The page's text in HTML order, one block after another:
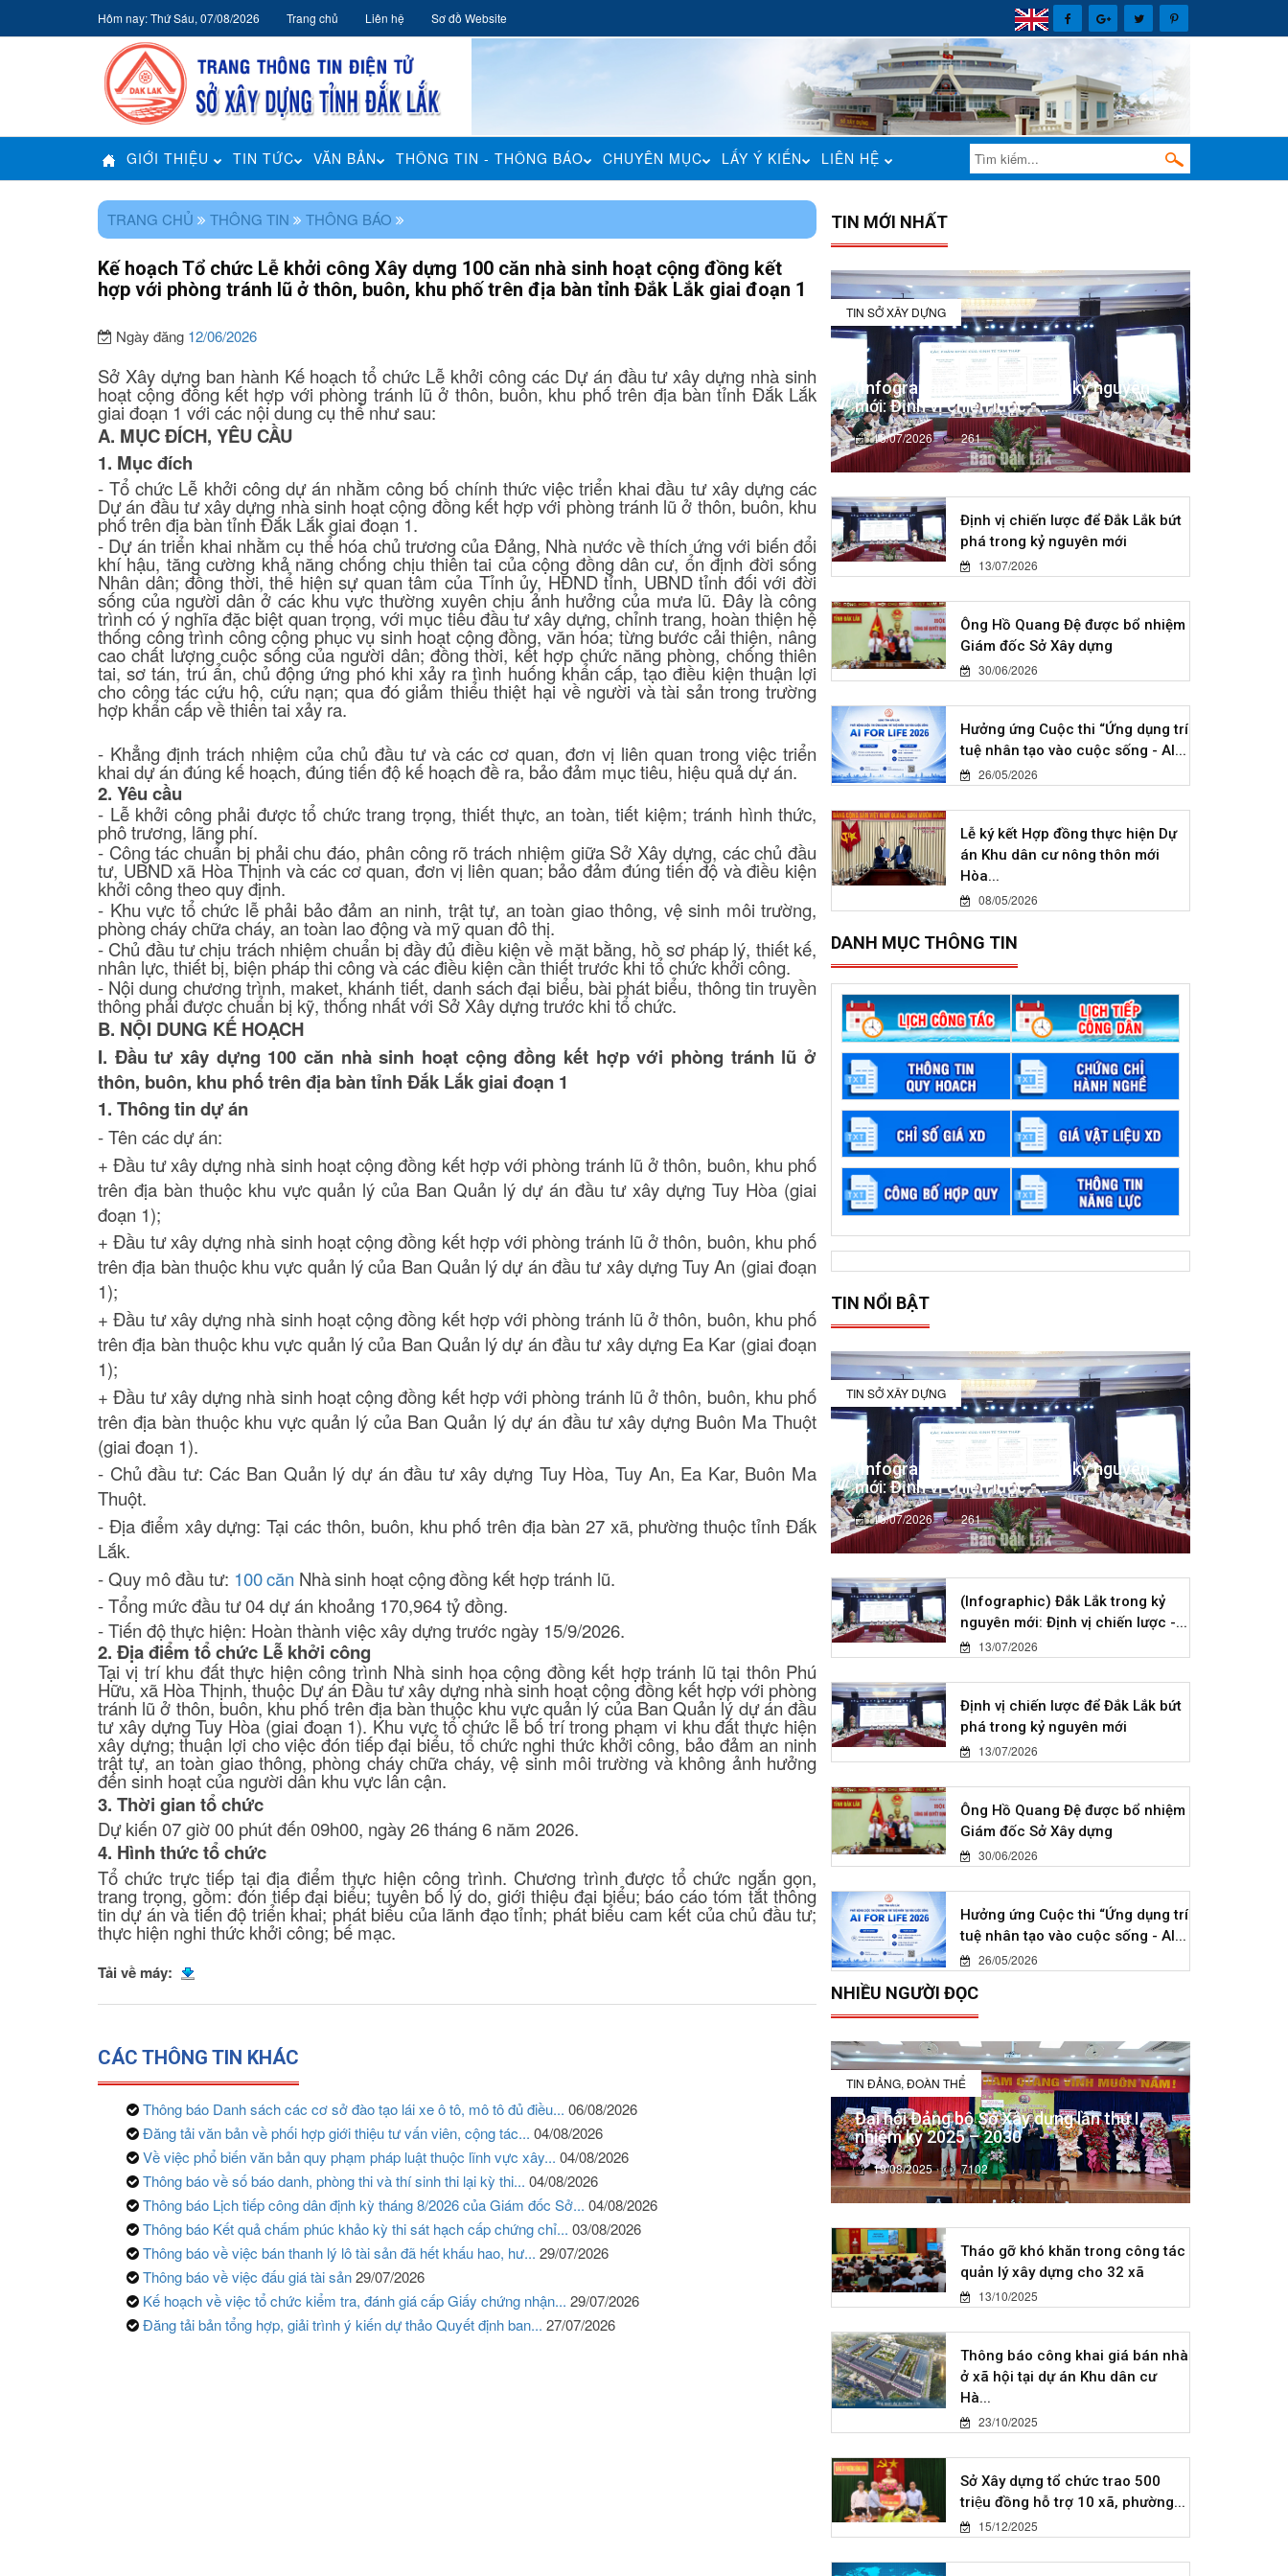
Hôm nay: Thứ Sáu, 07/08/2026 Trang chủ Liên hệ Sơ đồ Website
GIỚI THIỆU TIN TỨC VĂN BẢN THÔNG TIN - THÔNG BÁO CHUYÊN MỤC LẤY Ý KIẾN LIÊN HỆ
TRANG CHỦ THÔNG TIN THÔNG BÁO
Kế hoạch Tổ chức Lễ khởi công Xây dựng 100 căn nhà sinh hoạt cộng đồng kết
hợp với phòng tránh lũ ở thôn, buôn, khu phố trên địa bàn tỉnh Đắk Lắk giai đoạn 1
Ngày đăng 12/06/2026
Sở Xây dựng ban hành Kế hoạch tổ chức Lễ khởi công các Dự án đầu tư xây dựng nhà sinh
hoạt cộng đồng kết hợp với phòng tránh lũ ở thôn, buôn, khu phố trên địa bàn tỉnh Đắk Lắk
giai đoạn 1 với các nội dung cụ thể như sau:
A. MỤC ĐÍCH, YÊU CẦU
1. Mục đích
- Tổ chức Lễ khởi công dự án nhằm công bố chính thức việc triển khai đầu tư xây dựng các
Dự án đầu tư xây dựng nhà sinh hoạt cộng đồng kết hợp với phòng tránh lũ ở thôn, buôn, khu
phố trên địa bàn tỉnh Đắk Lắk giai đoạn 1.
- Dự án triển khai nhằm cụ thể hóa chủ trương của Đảng, Nhà nước về thích ứng với biến đổi
khí hậu, tăng cường khả năng chống chịu thiên tai của cộng đồng dân cư, ổn định đời sống
Nhân dân; đồng thời, thể hiện sự quan tâm của Tỉnh ủy, HĐND tỉnh, UBND tỉnh đối với đời
sống của người dân ở các khu vực thường xuyên chịu ảnh hưởng của mưa lũ. Đây là công
trình có ý nghĩa đặc biệt quan trọng, với mục tiêu đầu tư xây dựng, chỉnh trang, hoàn thiện hệ
thống công trình công cộng phục vụ sinh hoạt cộng đồng, văn hóa; từng bước cải thiện, nâng
cao chất lượng cuộc sống của người dân; đồng thời, kết hợp chức năng phòng, chống thiên
tai, sơ tán, trú ẩn, chủ động ứng phó khi xảy ra tình huống khẩn cấp, tạo điều kiện thuận lợi
cho công tác cứu hộ, cứu nạn; qua đó giảm thiểu thiệt hại về người và tài sản trong trường
hợp khẩn cấp về thiên tai xảy ra.
- Khẳng định trách nhiệm của chủ đầu tư và các cơ quan, đơn vị liên quan trong việc triển
khai dự án đúng kế hoạch, đúng tiến độ kế hoạch đề ra, bảo đảm mục tiêu, hiệu quả dự án.
2. Yêu cầu
- Lễ khởi công phải được tổ chức trang trọng, thiết thực, an toàn, tiết kiệm; tránh hình thức,
phô trương, lãng phí.
- Công tác chuẩn bị phải chu đáo, phân công rõ trách nhiệm giữa Sở Xây dựng, các chủ đầu
tư, UBND xã Hòa Thịnh và các cơ quan, đơn vị liên quan; bảo đảm đúng tiến độ và điều kiện
khởi công theo quy định.
- Khu vực tổ chức lễ phải bảo đảm an ninh, trật tự, an toàn giao thông, vệ sinh môi trường,
phòng cháy chữa cháy, an toàn lao động và mỹ quan đô thị.
- Chủ đầu tư chịu trách nhiệm chuẩn bị đầy đủ điều kiện về mặt bằng, hồ sơ pháp lý, thiết kế,
nhân lực, thiết bị, biện pháp thi công và các điều kiện cần thiết trước khi tổ chức khởi công.
- Nội dung chương trình, maket, khánh tiết, danh sách đại biểu, bài phát biểu, thông tin truyền
thông phải được chuẩn bị kỹ, thống nhất với Sở Xây dựng trước khi tổ chức.
B. NỘI DUNG KẾ HOẠCH
I. Đầu tư xây dựng 100 căn nhà sinh hoạt cộng đồng kết hợp với phòng tránh lũ ở
thôn, buôn, khu phố trên địa bàn tỉnh Đắk Lắk giai đoạn 1
1. Thông tin dự án
- Tên các dự án:
+Đầu tư xây dựng nhà sinh hoạt cộng đồng kết hợp với phòng tránh lũ ở thôn, buôn, khu phố
trên địa bàn thuộc khu vực quản lý của Ban Quản lý dự án đầu tư xây dựng Tuy Hòa (giai
đoạn 1);
+Đầu tư xây dựng nhà sinh hoạt cộng đồng kết hợp với phòng tránh lũ ở thôn, buôn, khu phố
trên địa bàn thuộc khu vực quản lý của Ban Quản lý dự án đầu tư xây dựng Tuy An (giai đoạn
1);
+Đầu tư xây dựng nhà sinh hoạt cộng đồng kết hợp với phòng tránh lũ ở thôn, buôn, khu phố
trên địa bàn thuộc khu vực quản lý của Ban Quản lý dự án đầu tư xây dựng Ea Kar (giai đoạn
1);
+Đầu tư xây dựng nhà sinh hoạt cộng đồng kết hợp với phòng tránh lũ ở thôn, buôn, khu phố
trên địa bàn thuộc khu vực quản lý của Ban Quản lý dự án đầu tư xây dựng Buôn Ma Thuột
(giai đoạn 1).
- Chủ đầu tư: Các Ban Quản lý dự án đầu tư xây dựng Tuy Hòa, Tuy An, Ea Kar, Buôn Ma
Thuột.
- Địa điểm xây dựng: Tại các thôn, buôn, khu phố trên địa bàn 27 xã, phường thuộc tỉnh Đắk
Lắk.
- Quy mô đầu tư: 100 căn Nhà sinh hoạt cộng đồng kết hợp tránh lũ.
- Tổng mức đầu tư 04 dự án khoảng 170,964 tỷ đồng.
- Tiến độ thực hiện: Hoàn thành việc xây dựng trước ngày 15/9/2026.
2. Địa điểm tổ chức Lễ khởi công
Tại vị trí khu đất thực hiện công trình Nhà sinh họa cộng đồng kết hợp tránh lũ tại thôn Phú
Hữu, xã Hòa Thịnh, thuộc Dự án Đầu tư xây dựng nhà sinh hoạt cộng đồng kết hợp với phòng
tránh lũ ở thôn, buôn, khu phố trên địa bàn thuộc khu vực quản lý của Ban Quản lý dự án đầu
tư xây dựng Tuy Hòa (giai đoạn 1). Khu vực tổ chức lễ bố trí trong phạm vi khu đất thực hiện
xây dựng; thuận lợi cho việc đón tiếp đại biểu, tổ chức nghi thức khởi công, bảo đảm an ninh
trật tự, an toàn giao thông, phòng cháy chữa cháy, vệ sinh môi trường và không ảnh hưởng
đến sinh hoạt của người dân khu vực lân cận.
3. Thời gian tổ chức
Dự kiến 07 giờ 00 phút đến 09h00, ngày 26 tháng 6 năm 2026.
4. Hình thức tổ chức
Tổ chức trực tiếp tại địa điểm thực hiện công trình. Chương trình được tổ chức ngắn gọn,
trang trọng, gồm: đón tiếp đại biểu; tuyên bố lý do, giới thiệu đại biểu; báo cáo tóm tắt thông
tin dự án và tiến độ triển khai; phát biểu của lãnh đạo tỉnh; phát biểu cam kết của chủ đầu tư;
thực hiện nghi thức khởi công; bế mạc.
Tải về máy:
CÁC THÔNG TIN KHÁC
Thông báo Danh sách các cơ sở đào tạo lái xe ô tô, mô tô đủ điều... 06/08/2026
Đăng tải văn bản về phối hợp giới thiệu tư vấn viên, cộng tác... 04/08/2026
Về việc phổ biến văn bản quy phạm pháp luật thuộc lĩnh vực xây... 04/08/2026
Thông báo về số báo danh, phòng thi và thí sinh thi lại kỳ thi... 04/08/2026
Thông báo Lịch tiếp công dân định kỳ tháng 8/2026 của Giám đốc Sở... 04/08/2026
Thông báo Kết quả chấm phúc khảo kỳ thi sát hạch cấp chứng chỉ... 03/08/2026
Thông báo về việc bán thanh lý lô tài sản đã hết khấu hao, hư... 29/07/2026
Thông báo về việc đấu giá tài sản29/07/2026
Kế hoạch về việc tổ chức kiểm tra, đánh giá cấp Giấy chứng nhận... 29/07/2026
Đăng tải bản tổng hợp, giải trình ý kiến dự thảo Quyết định ban... 27/07/2026
TIN MỚI NHẤT
TIN SỞ XÂY DỰNG
(Infographic) Đắk Lắk trong kỷ nguyên
mới: Định vị chiến lược -...
13/07/2026 261
Định vị chiến lược để Đắk Lắk bứt
phá trong kỷ nguyên mới
13/07/2026
Ông Hồ Quang Đệ được bổ nhiệm
Giám đốc Sở Xây dựng
30/06/2026
Hưởng ứng Cuộc thi “Ứng dụng trí
tuệ nhân tạo vào cuộc sống - AI...
26/05/2026
Lễ ký kết Hợp đồng thực hiện Dự
án Khu dân cư nông thôn mới
Hòa...
08/05/2026
DANH MỤC THÔNG TIN
TIN NỔI BẬT
TIN SỞ XÂY DỰNG
(Infographic) Đắk Lắk trong kỷ nguyên
mới: Định vị chiến lược -...
13/07/2026 261
(Infographic) Đắk Lắk trong kỷ
nguyên mới: Định vị chiến lược -...
13/07/2026
Định vị chiến lược để Đắk Lắk bứt
phá trong kỷ nguyên mới
13/07/2026
Ông Hồ Quang Đệ được bổ nhiệm
Giám đốc Sở Xây dựng
30/06/2026
Hưởng ứng Cuộc thi “Ứng dụng trí
tuệ nhân tạo vào cuộc sống - AI...
26/05/2026
NHIỀU NGƯỜI ĐỌC
TIN ĐẢNG, ĐOÀN THỂ
Đại hội Đảng bộ Sở Xây dựng lần thứ I,
nhiệm kỳ 2025 – 2030
19/08/2025 7102
Tháo gỡ khó khăn trong công tác
quản lý xây dựng cho 32 xã
13/10/2025
Thông báo công khai giá bán nhà
ở xã hội tại dự án Khu dân cư
Hà...
23/10/2025
Sở Xây dựng tổ chức trao 500
triệu đồng hỗ trợ 10 xã, phường...
15/12/2025